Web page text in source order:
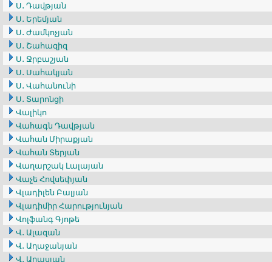
Ս․ Դավթյան
Ս․ Երեմյան
Ս․ Ժամկոչյան
Ս․ Շահազիզ
Ս․ Ջրբաշյան
Ս․ Սահակյան
Ս․ Վահանունի
Ս․ Տարոնցի
Վալիկո
Վահագն Դավթյան
Վահան Միրաքյան
Վահան Տերյան
Վաղարշակ Լալայան
Վաչե Հովսեփյան
Վլադիլեն Բալյան
Վլադիմիր Հարությունյան
Վոլֆանգ Գյոթե
Վ․ Ալազան
Վ․ Աղաջանյան
Վ․ Աղասյան